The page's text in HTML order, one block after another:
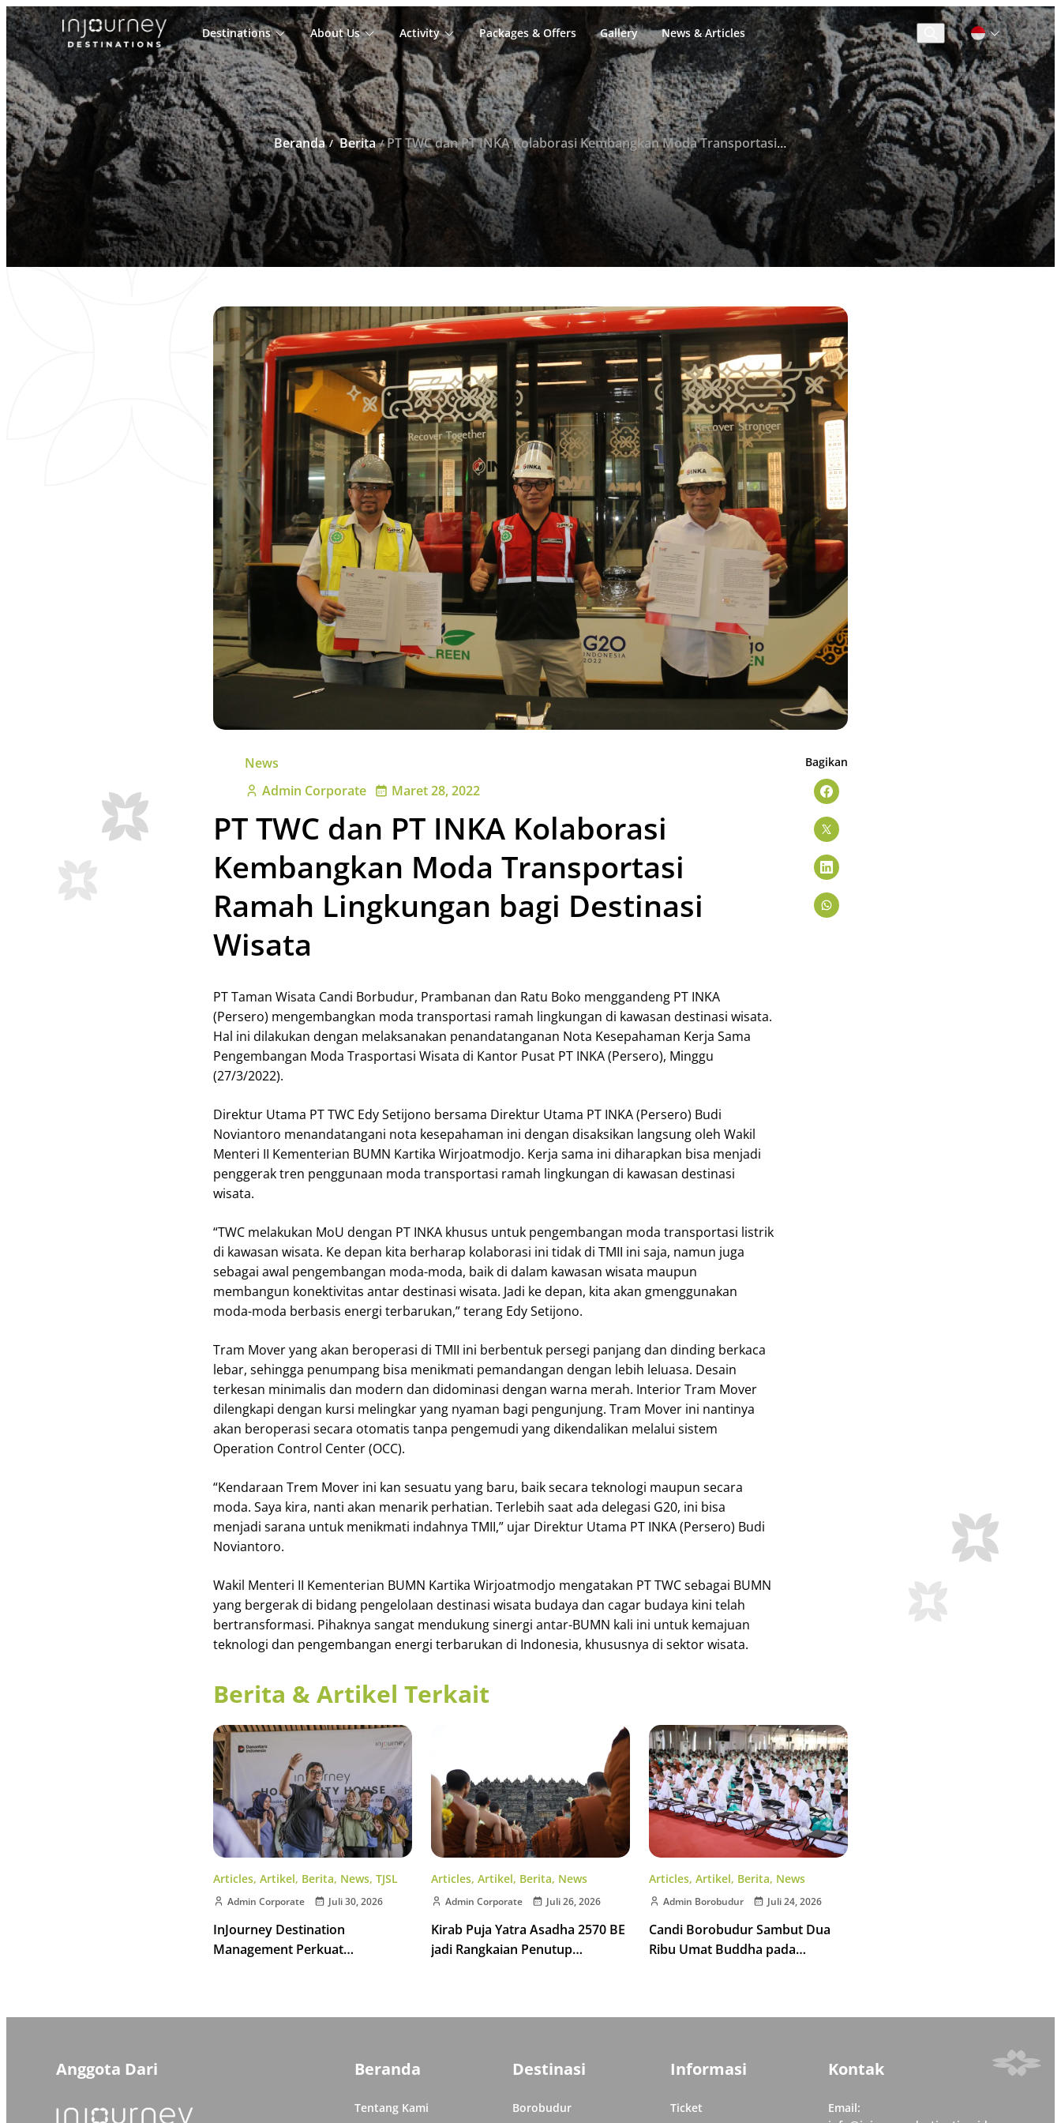
Destinations About Us Activity Packages & Offers Gallery News & Articles
Cari
untuk:
Cari
Beranda Berita PT TWC dan PT INKA Kolaborasi Kembangkan Moda Transportasi Ramah Lingkungan bagi Destinasi Wisata
News
Admin Corporate
Maret 28, 2022
PT TWC dan PT INKA Kolaborasi
Kembangkan Moda Transportasi
Ramah Lingkungan bagi Destinasi
Wisata
PT Taman Wisata Candi Borbudur, Prambanan dan Ratu Boko menggandeng PT INKA
(Persero) mengembangkan moda transportasi ramah lingkungan di kawasan destinasi wisata.
Hal ini dilakukan dengan melaksanakan penandatanganan Nota Kesepahaman Kerja Sama
Pengembangan Moda Trasportasi Wisata di Kantor Pusat PT INKA (Persero), Minggu
(27/3/2022).
Direktur Utama PT TWC Edy Setijono bersama Direktur Utama PT INKA (Persero) Budi
Noviantoro menandatangani nota kesepahaman ini dengan disaksikan langsung oleh Wakil
Menteri II Kementerian BUMN Kartika Wirjoatmodjo. Kerja sama ini diharapkan bisa menjadi
penggerak tren penggunaan moda transportasi ramah lingkungan di kawasan destinasi
wisata.
“TWC melakukan MoU dengan PT INKA khusus untuk pengembangan moda transportasi listrik
di kawasan wisata. Ke depan kita berharap kolaborasi ini tidak di TMII ini saja, namun juga
sebagai awal pengembangan moda-moda, baik di dalam kawasan wisata maupun
membangun konektivitas antar destinasi wisata. Jadi ke depan, kita akan gmenggunakan
moda-moda berbasis energi terbarukan,” terang Edy Setijono.
Tram Mover yang akan beroperasi di TMII ini berbentuk persegi panjang dan dinding berkaca
lebar, sehingga penumpang bisa menikmati pemandangan dengan lebih leluasa. Desain
terkesan minimalis dan modern dan didominasi dengan warna merah. Interior Tram Mover
dilengkapi dengan kursi melingkar yang nyaman bagi pengunjung. Tram Mover ini nantinya
akan beroperasi secara otomatis tanpa pengemudi yang dikendalikan melalui sistem
Operation Control Center (OCC).
“Kendaraan Trem Mover ini kan sesuatu yang baru, baik secara teknologi maupun secara
moda. Saya kira, nanti akan menarik perhatian. Terlebih saat ada delegasi G20, ini bisa
menjadi sarana untuk menikmati indahnya TMII,” ujar Direktur Utama PT INKA (Persero) Budi
Noviantoro.
Wakil Menteri II Kementerian BUMN Kartika Wirjoatmodjo mengatakan PT TWC sebagai BUMN
yang bergerak di bidang pengelolaan destinasi wisata budaya dan cagar budaya kini telah
bertransformasi. Pihaknya sangat mendukung sinergi antar-BUMN kali ini untuk kemajuan
teknologi dan pengembangan energi terbarukan di Indonesia, khususnya di sektor wisata.
Bagikan
Berita & Artikel Terkait
Articles, Artikel, Berita, News, TJSL
Admin Corporate Juli 30, 2026
InJourney Destination
Management Perkuat
Articles, Artikel, Berita, News
Admin Corporate Juli 26, 2026
Kirab Puja Yatra Asadha 2570 BE
jadi Rangkaian Penutup
Articles, Artikel, Berita, News
Admin Borobudur Juli 24, 2026
Candi Borobudur Sambut Dua
Ribu Umat Buddha pada
Anggota Dari Beranda
Tentang Kami
Destinasi
Borobudur
Informasi
Ticket
Kontak
Email: